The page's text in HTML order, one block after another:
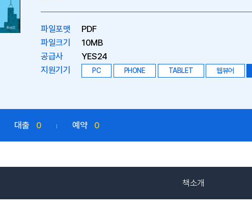
파일포맷
PDF
파일크기
10MB
공급사
YES24
지원기기
PC PHONE TABLET 웹뷰어
대출 0 예약 0
책소개